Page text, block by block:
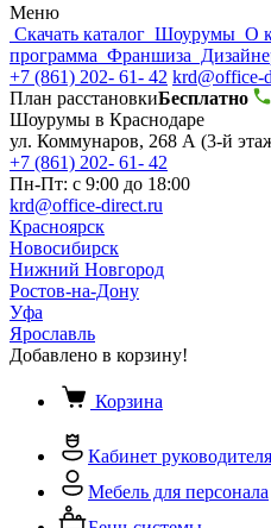
Меню
Скачать каталог Шоурумы О
программа Франшиза
+7 (861) 202- 61- 42 krd@office-
План расстановкиБесплатно
Шоурумы в Краснодаре
ул. Коммунаров, 268 А (3-й
+7 (861) 202- 61- 42
Пн-Пт: с 9:00 до 18:00
krd@office-direct.ru
Красноярск
Новосибирск
Нижний Новгород
Ростов-на-Дону
Уфа
Ярославль
Добавлено в корзину!
Корзина
Кабинет руководителя
Мебель для персонала